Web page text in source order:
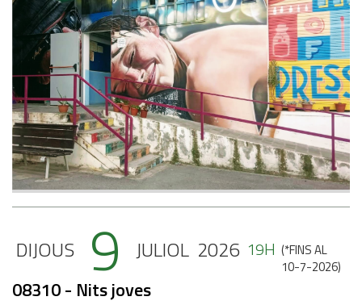
DIJOUS 9 JULIOL 2026 19H (*FINS AL
10-7-2026)
08310 - Nits joves